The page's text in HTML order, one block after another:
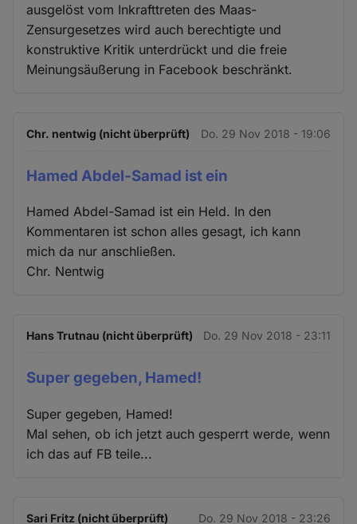
ausgelöst vom Inkrafttreten des Maas-
Zensurgesetzes wird auch berechtigte und
konstruktive Kritik unterdrückt und die freie
Meinungsäußerung in Facebook beschränkt.
Chr. nentwig (nicht überprüft) Do. 29 Nov 2018 - 19:06
Hamed Abdel-Samad ist ein
Hamed Abdel-Samad ist ein Held. In den
Kommentaren ist schon alles gesagt, ich kann
mich da nur anschließen.
Chr. Nentwig
Hans Trutnau (nicht überprüft) Do. 29 Nov 2018 - 23:11
Super gegeben, Hamed!
Super gegeben, Hamed!
Mal sehen, ob ich jetzt auch gesperrt werde, wenn
ich das auf FB teile...
Sari Fritz (nicht überprüft) Do. 29 Nov 2018 - 23:26